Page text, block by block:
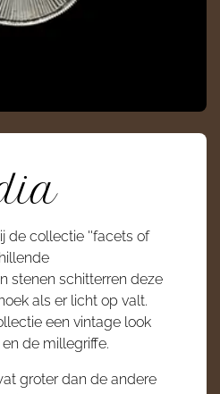
de collectie ''facets of
stenen schitterren deze
als er licht op valt.
een vintage look
de millegriffe.
groter dan de andere